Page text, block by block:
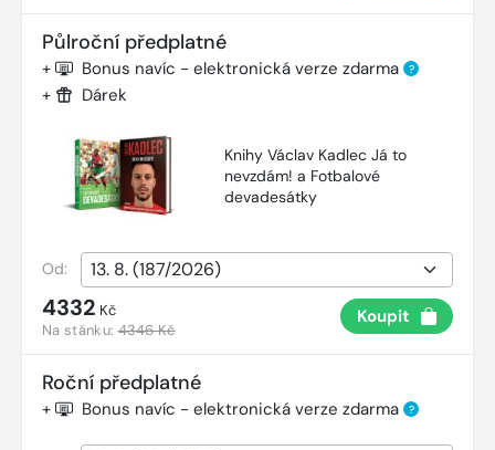
Půlroční předplatné
+ Bonus navíc - elektronická verze zdarma ?
+ Dárek
Knihy Václav Kadlec Já to
nevzdám! a Fotbalové
devadesátky
Od:
4332 Kč
Na stánku:4346 Kč
Koupit
Roční předplatné
+ Bonus navíc - elektronická verze zdarma ?